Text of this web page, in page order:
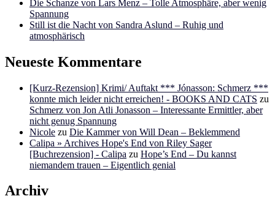
Die Schanze von Lars Menz – Tolle Atmosphäre, aber wenig
Spannung
Still ist die Nacht von Sandra Aslund – Ruhig und
atmosphärisch
Neueste Kommentare
[Kurz-Rezension] Krimi/ Auftakt *** Jónasson: Schmerz ***
konnte mich leider nicht erreichen! - BOOKS AND CATS zu
Schmerz von Jon Atli Jonasson – Interessante Ermittler, aber
nicht genug Spannung
Nicole zu Die Kammer von Will Dean – Beklemmend
Calipa » Archives Hope's End von Riley Sager
[Buchrezension] - Calipa zu Hope’s End – Du kannst
niemandem trauen – Eigentlich genial
Archiv